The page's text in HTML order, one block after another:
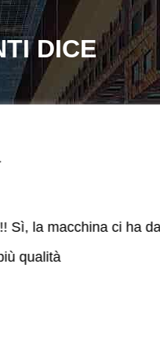
DICE
Sì, la macchina ci ha
qualità
è
di